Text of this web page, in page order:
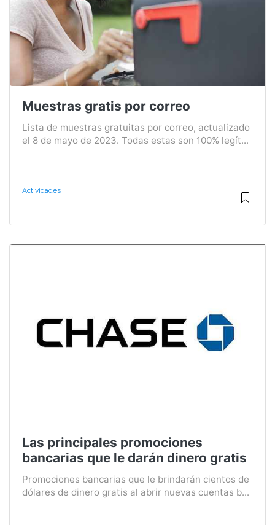
Muestras gratis por correo
Lista de muestras gratuitas por correo, actualizado
el 8 de mayo de 2023. Todas estas son 100% legít...
Actividades
Las principales promociones
bancarias que le darán dinero gratis
Promociones bancarias que le brindarán cientos de
dólares de dinero gratis al abrir nuevas cuentas b...